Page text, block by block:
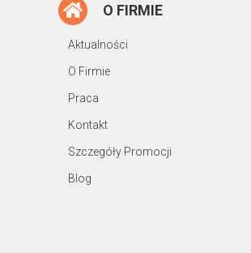
O FIRMIE
Aktualności
O Firmie
Praca
Kontakt
Szczegóły Promocji
Blog